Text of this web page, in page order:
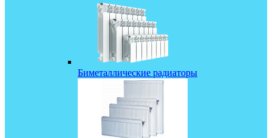
Биметаллические радиаторы